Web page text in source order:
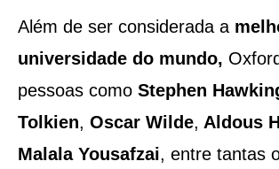
Além de ser considerada a
universidade do mundo,
pessoas comoStephen
Tolkien, Oscar Wilde, Aldous
Malala Yousafzai, entre tantas